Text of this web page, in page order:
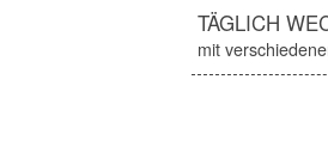
TÄGLICH
mit